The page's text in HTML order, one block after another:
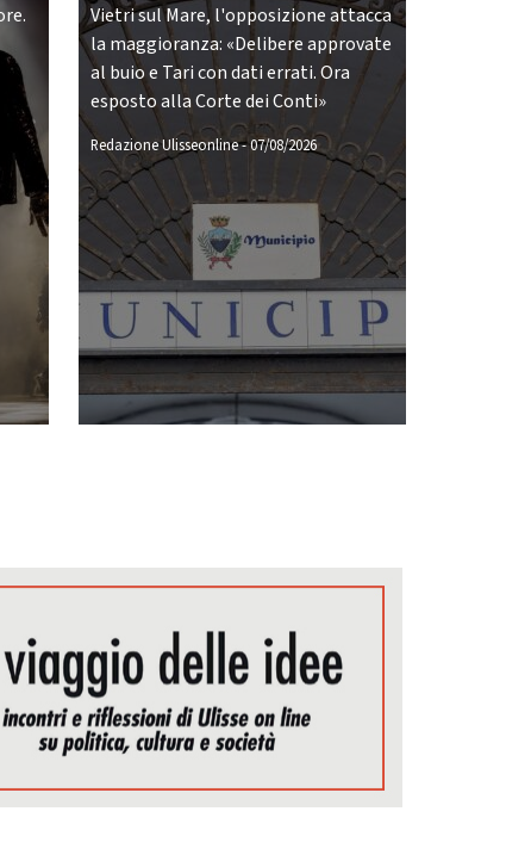
Vietri sul Mare, l'opposizione attacca
la maggioranza: «Delibere approvate
al buio e Tari con dati errati. Ora
esposto alla Corte dei Conti»
Redazione Ulisseonline-07/08/2026